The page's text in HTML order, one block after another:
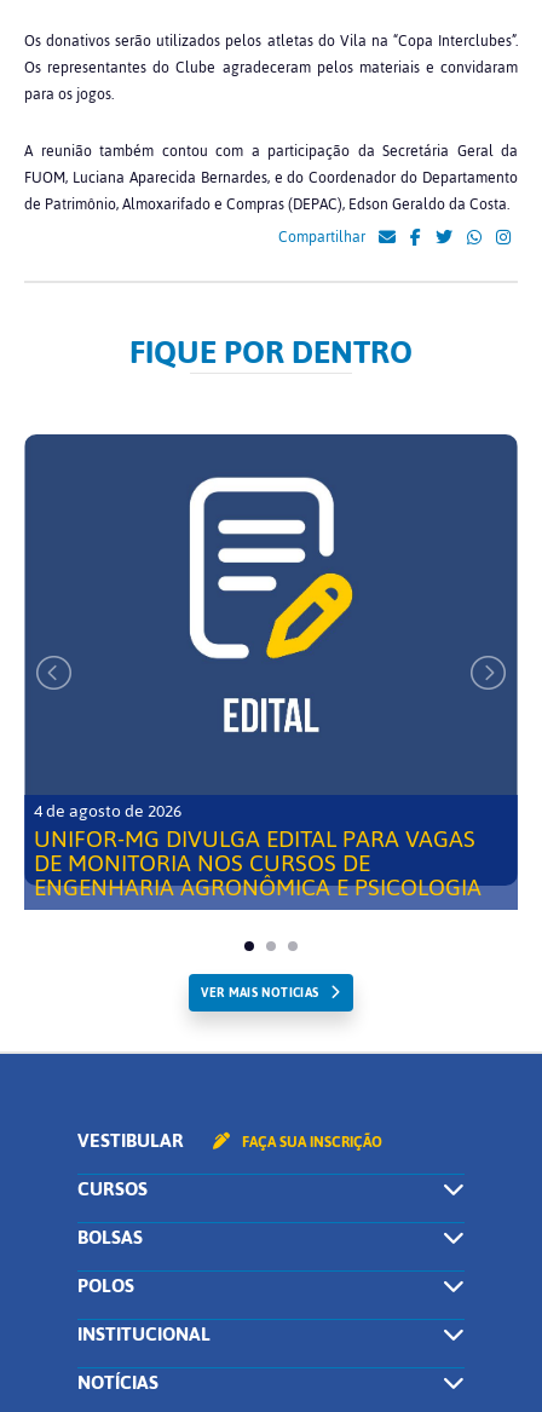
Os donativos serão utilizados pelos atletas do Vila na “Copa Interclubes”.
Os representantes do Clube agradeceram pelos materiais e convidaram
para os jogos.
A reunião também contou com a participação da Secretária Geral da
FUOM, Luciana Aparecida Bernardes, e do Coordenador do Departamento
de Patrimônio, Almoxarifado e Compras (DEPAC), Edson Geraldo da Costa.
Compartilhar
FIQUE POR DENTRO
4 de agosto de 2026
UNIFOR-MG DIVULGA EDITAL PARA VAGAS
DE MONITORIA NOS CURSOS DE
ENGENHARIA AGRONÔMICA E PSICOLOGIA
VER MAIS NOTICIAS
VESTIBULAR FAÇA SUA INSCRIÇÃO
CURSOS
BOLSAS
POLOS
INSTITUCIONAL
NOTÍCIAS